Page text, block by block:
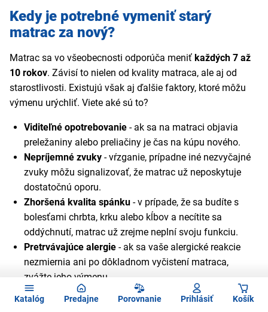
Katalóg Predajne Porovnanie Prihlásiť Košík
Kedy je potrebné vymeniť starý
matrac za nový?
Matrac sa vo všeobecnosti odporúča meniť každých 7 až
10 rokov. Závisí to nielen od kvality matraca, ale aj od
starostlivosti. Existujú však aj ďalšie faktory, ktoré môžu
výmenu urýchliť. Viete aké sú to?
Viditeľné opotrebovanie - ak sa na matraci objavia
preležaniny alebo preliačiny je čas na kúpu nového.
Nepríjemné zvuky - vŕzganie, prípadne iné nezvyčajné
zvuky môžu signalizovať, že matrac už neposkytuje
dostatočnú oporu.
Zhoršená kvalita spánku - v prípade, že sa budíte s
bolesťami chrbta, krku alebo kĺbov a necítite sa
oddýchnutí, matrac už zrejme neplní svoju funkciu.
Pretrvávajúce alergie - ak sa vaše alergické reakcie
nezmiernia ani po dôkladnom vyčistení matraca,
zvážte jeho výmenu.
Výskyt plesní alebo škodcov - plesne alebo ploštice na
matraci neveštia nič dobré. Kým pri plesniach môžete